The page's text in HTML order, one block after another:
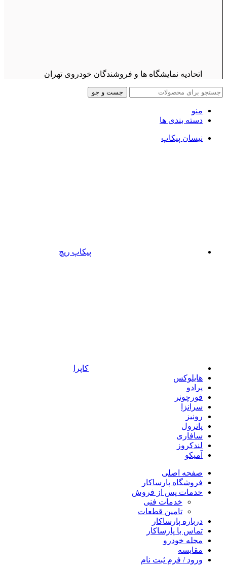
اتحادیه نمایشگاه ها و فروشندگان خودروی تهران
جست و جو
منو
دسته بندی ها
نیسان پیکاپ
پیکاپ ریچ
کاپرا
هایلوکس
پرادو
فورچونر
سرانزا
رونیز
پاترول
سافاری
لندکروز
آمیکو
صفحه اصلی
فروشگاه پارساکار
خدمات پس از فروش
خدمات فنی
تامین قطعات
درباره پارساکار
تماس با پارساکار
مجله خودرو
مقایسه
ورود / فرم ثبت نام